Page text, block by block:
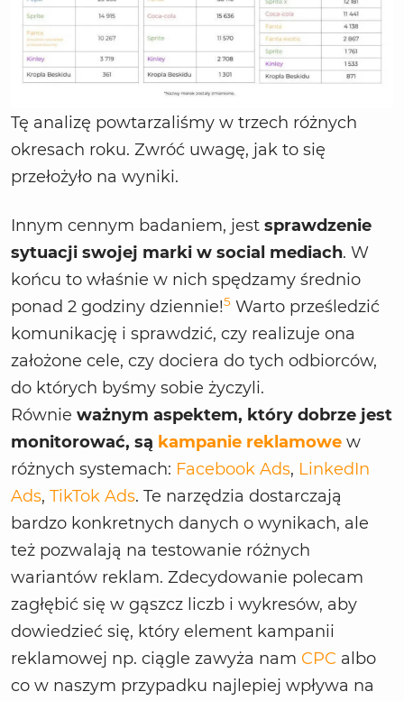
Tę analizę powtarzaliśmy w trzech różnych
okresach roku. Zwróć uwagę, jak to się
przełożyło na wyniki.
Innym cennym badaniem, jest sprawdzenie
sytuacji swojej marki w social mediach. W
końcu to właśnie w nich spędzamy średnio
ponad 2 godziny dziennie!5 Warto prześledzić
komunikację i sprawdzić, czy realizuje ona
założone cele, czy dociera do tych odbiorców,
do których byśmy sobie życzyli.
Równie ważnym aspektem, który dobrze jest
monitorować, są kampanie reklamowe w
różnych systemach: Facebook Ads, LinkedIn
Ads, TikTok Ads. Te narzędzia dostarczają
bardzo konkretnych danych o wynikach, ale
też pozwalają na testowanie różnych
wariantów reklam. Zdecydowanie polecam
zagłębić się w gąszcz liczb i wykresów, aby
dowiedzieć się, który element kampanii
reklamowej np. ciągle zawyża nam CPC albo
co w naszym przypadku najlepiej wpływa na